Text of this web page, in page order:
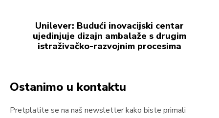
Unilever: Budući inovacijski centar
ujedinjuje dizajn ambalaže s drugim
istraživačko-razvojnim procesima
Ostanimo u kontaktu
Pretplatite se na naš newsletter kako biste primali